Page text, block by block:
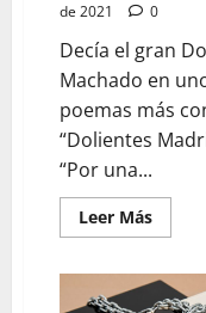
de 2021
0
Decía el gran
Machado en
poemas más
“Dolientes
“Por una...
Leer MásLeer
más